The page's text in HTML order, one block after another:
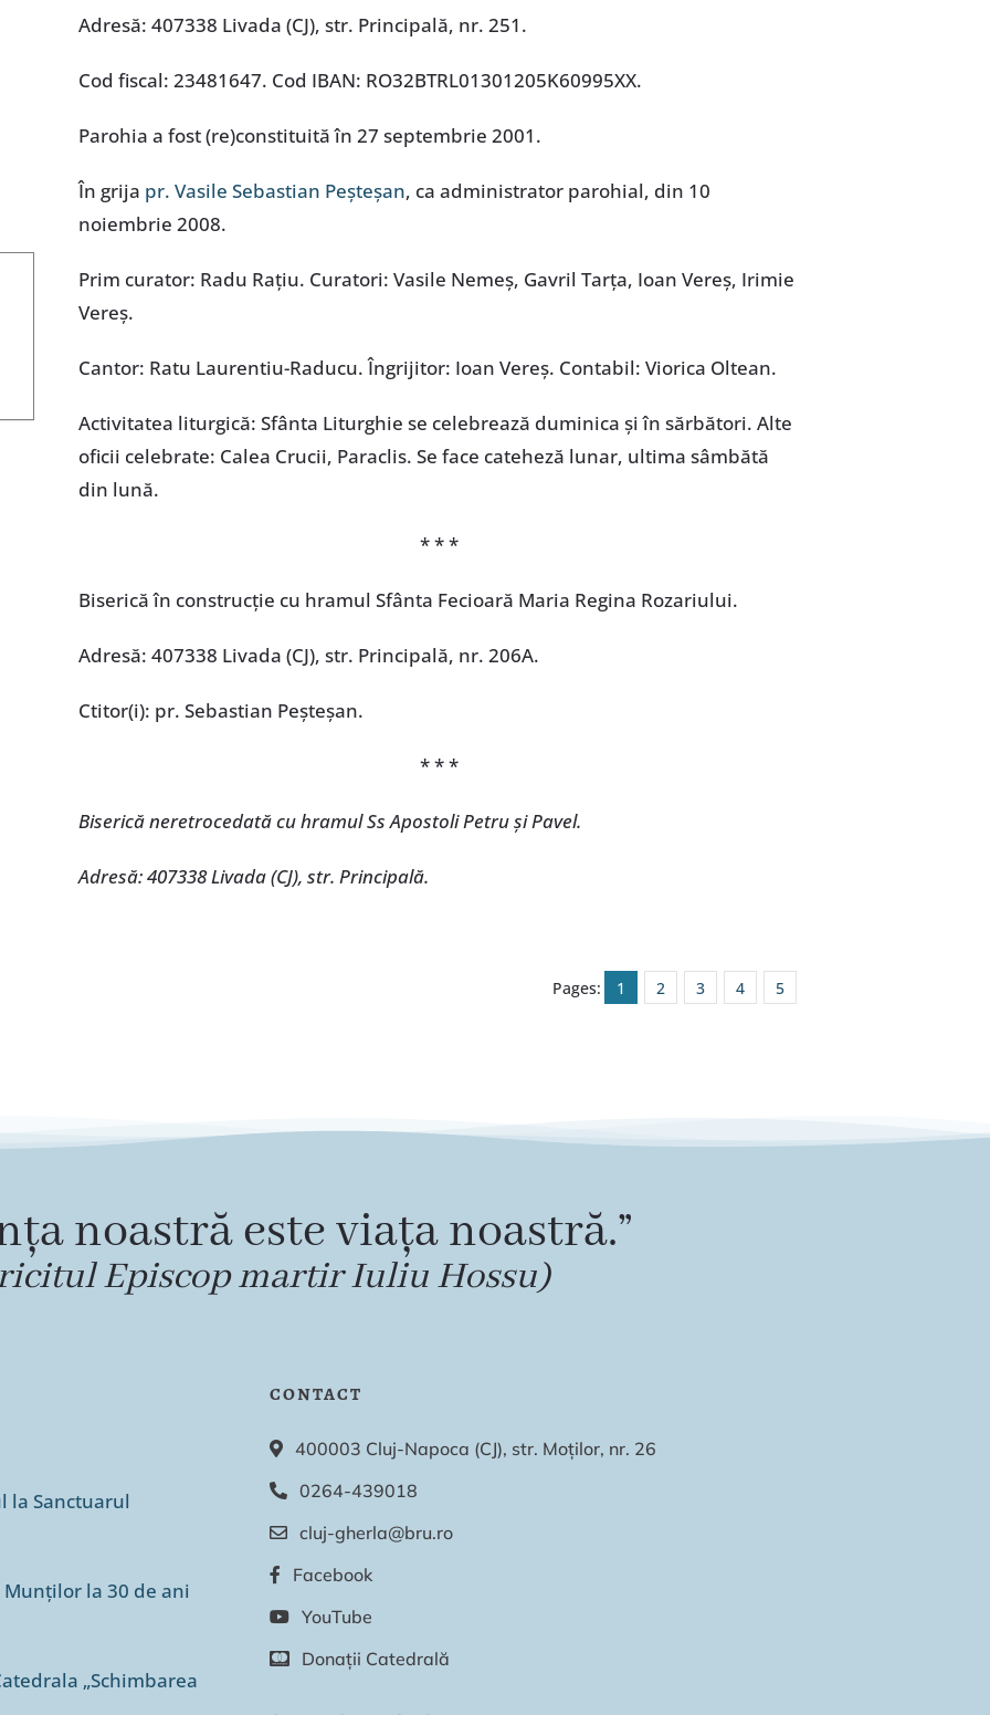
Adresă: 407338 Livada (CJ), str. Principală, nr. 251.
Cod fiscal: 23481647. Cod IBAN: RO32BTRL01301205K60995XX.
Parohia a fost (re)constituită în 27 septembrie 2001.
În grija pr. Vasile Sebastian Peșteșan, ca administrator parohial, din 10
noiembrie 2008.
Prim curator: Radu Rațiu. Curatori: Vasile Nemeș, Gavril Tarța, Ioan Vereș, Irimie
Vereș.
Cantor: Ratu Laurentiu-Raducu. Îngrijitor: Ioan Vereș. Contabil: Viorica Oltean.
Activitatea liturgică: Sfânta Liturghie se celebrează duminica și în sărbători. Alte
oficii celebrate: Calea Crucii, Paraclis. Se face cateheză lunar, ultima sâmbătă
din lună.
* * *
Biserică în construcţie cu hramul Sfânta Fecioară Maria Regina Rozariului.
Adresă: 407338 Livada (CJ), str. Principală, nr. 206A.
Ctitor(i): pr. Sebastian Peșteșan.
* * *
Biserică neretrocedată cu hramul Ss Apostoli Petru și Pavel.
Adresă: 407338 Livada (CJ), str. Principală.
Pages: 1 2 3 4 5
noastră este viața noastră.”
Episcop martir Iuliu Hossu)
la Sanctuarul
la 30 de ani
„Schimbarea
CONTACT
400003 Cluj-Napoca (CJ), str. Moților, nr. 26
0264-439018
cluj-gherla@bru.ro
Facebook
YouTube
Donații Catedrală